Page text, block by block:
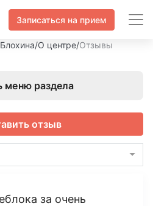
Записаться на прием
/О центре/Отзывы
меню раздела
отзыв
за очень